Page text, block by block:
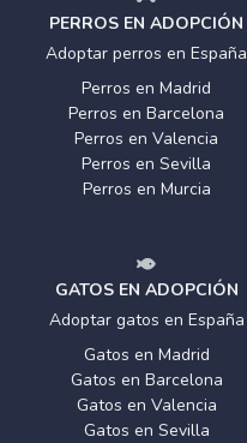
PERROS EN ADOPCIÓN
Adoptar perros en España
Perros en Madrid
Perros en Barcelona
Perros en Valencia
Perros en Sevilla
Perros en Murcia
GATOS EN ADOPCIÓN
Adoptar gatos en España
Gatos en Madrid
Gatos en Barcelona
Gatos en Valencia
Gatos en Sevilla